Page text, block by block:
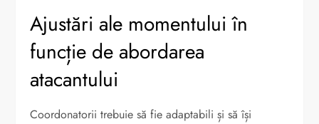
Ajustări ale momentului în
funcție de abordarea
atacantului
Coordonatorii trebuie să fie adaptabili și să își